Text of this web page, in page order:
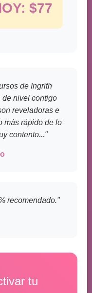
$77
de Ingrith
de nivel contigo
reveladoras e
más rápido de lo
contento..."
recomendado."
tu